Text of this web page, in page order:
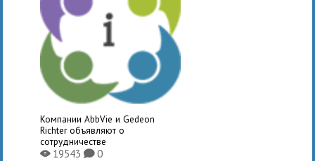
Компании AbbVie и Gedeon
Richter объявляют о
сотрудничестве
X19543K0